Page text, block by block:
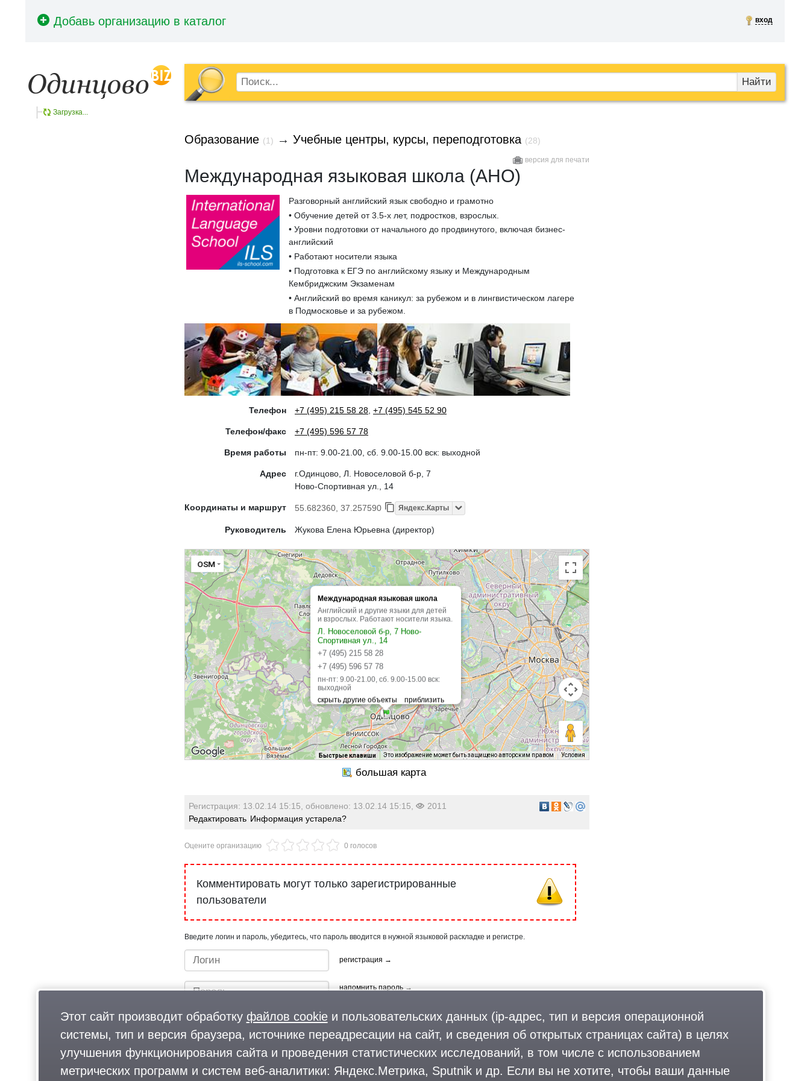
вход
Найти
Загрузка...
Образование (1) → Учебные центры, курсы, переподготовка (28)
версия для печати
Международная языковая школа (АНО)
Разговорный английский язык свободно и грамотно
• Обучение детей от 3.5-х лет, подростков, взрослых.
• Уровни подготовки от начального до продвинутого, включая бизнес-
английский
• Работают носители языка
• Подготовка к ЕГЭ по английскому языку и Международным
Кембриджским Экзаменам
• Английский во время каникул: за рубежом и в лингвистическом лагере
в Подмосковье и за рубежом.
Телефон +7 (495) 215 58 28 +7 (495) 545 52 90
Телефон/факс +7 (495) 596 57 78
Время работы пн-пт: 9.00-21.00, сб. 9.00-15.00 вск: выходной
Адрес
г.Одинцово, Л. Новоселовой б-р, 7
Ново-Спортивная ул., 14
Координаты и маршрут 55.682360, 37.257590 Яндекс.Карты
Руководитель Жукова Елена Юрьевна (директор)
Международная языковая школа
Английский и другие языки для детей
и взрослых. Работают носители языка.
Л. Новоселовой б-р, 7 Ново-
Спортивная ул., 14
+7 (495) 215 58 28
+7 (495) 596 57 78
пн-пт: 9.00-21.00, сб. 9.00-15.00 вск:
выходной
OSM
Быстрые клавиши Это изображение может быть защищено авторским правом Условия
Регистрация: 13.02.14 15:15, обновлено: 13.02.14 15:15,
2011
Редактировать Информация устарела?
Оцените организацию 0 голосов
Комментировать могут только зарегистрированные
пользователи
Введите логин и пароль, убедитесь, что пароль вводится в нужной языковой раскладке и регистре.
регистрация →
напомнить пароль →
Быстрый вход/регистрация, используя профиль в:
Этот сайт производит обработку файлов cookieи пользовательских данных (ip-адрес, тип и версия операционной
системы, тип и версия браузера, источнике переадресации на сайт, и сведения об открытых страницах сайта) в целях
улучшения функционирования сайта и проведения статистических исследований, в том числе с использованием
метрических программ и систем веб-аналитики: Яндекс.Метрика, Sputnik и др. Если вы не хотите, чтобы ваши данные